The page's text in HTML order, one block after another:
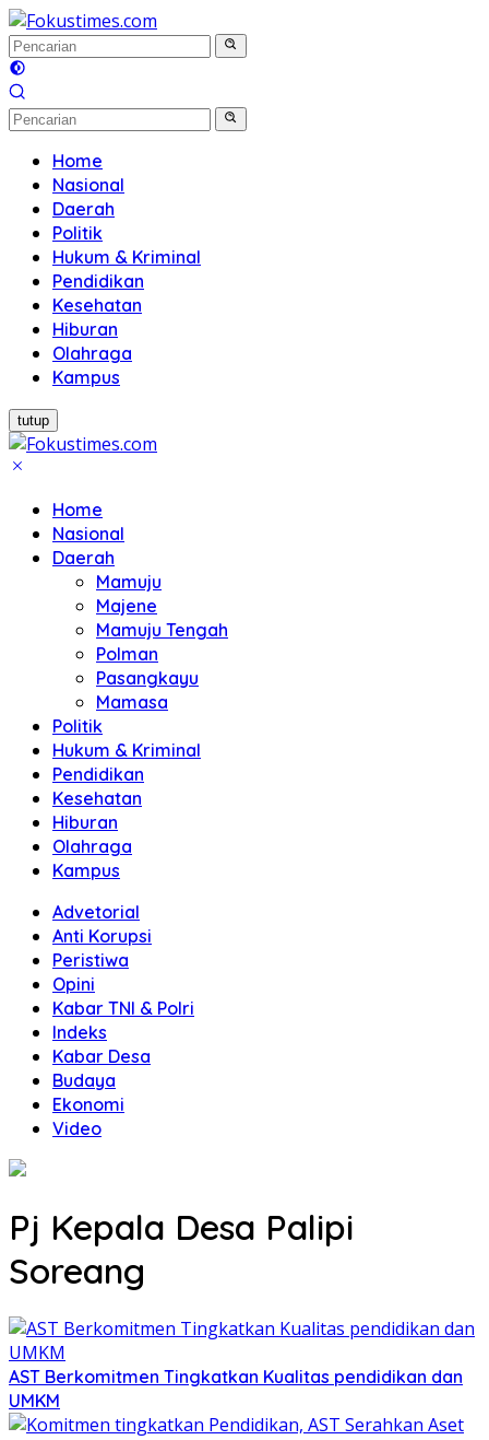
Langsung
ke
konten
Home
Nasional
Daerah
Politik
Hukum & Kriminal
Pendidikan
Kesehatan
Hiburan
Olahraga
Kampus
tutup
Home
Nasional
Daerah
Mamuju
Majene
Mamuju Tengah
Polman
Pasangkayu
Mamasa
Politik
Hukum & Kriminal
Pendidikan
Kesehatan
Hiburan
Olahraga
Kampus
Advetorial
Anti Korupsi
Peristiwa
Opini
Kabar TNI & Polri
Indeks
Kabar Desa
Budaya
Ekonomi
Video
Pj Kepala Desa Palipi
Soreang
AST Berkomitmen Tingkatkan Kualitas pendidikan dan
UMKM